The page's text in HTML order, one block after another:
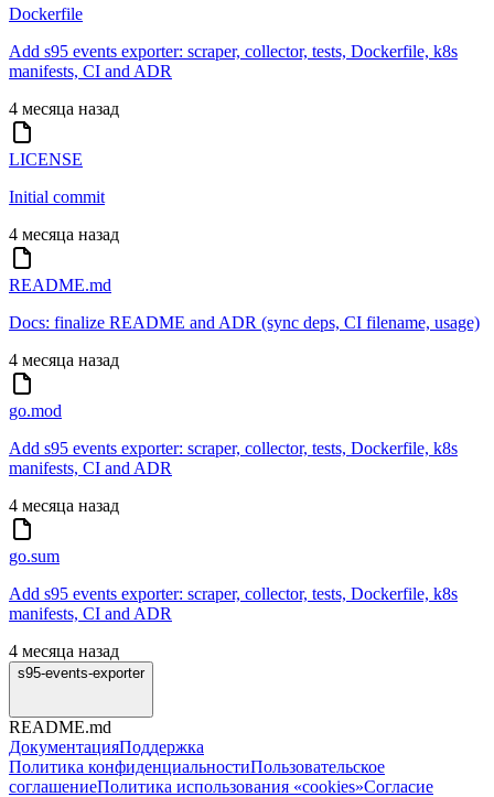
Dockerfile
Add s95 events exporter: scraper, collector, tests, Dockerfile, k8s
manifests, CI and ADR
4 месяца назад
LICENSE
Initial commit
4 месяца назад
README.md
Docs: finalize README and ADR (sync deps, CI filename, usage)
4 месяца назад
go.mod
Add s95 events exporter: scraper, collector, tests, Dockerfile, k8s
manifests, CI and ADR
4 месяца назад
go.sum
Add s95 events exporter: scraper, collector, tests, Dockerfile, k8s
manifests, CI and ADR
4 месяца назад
s95-events-exporter
README.md
ДокументацияПоддержка
Политика конфиденциальностиПользовательское
соглашениеПолитика использования «cookies»Согласие